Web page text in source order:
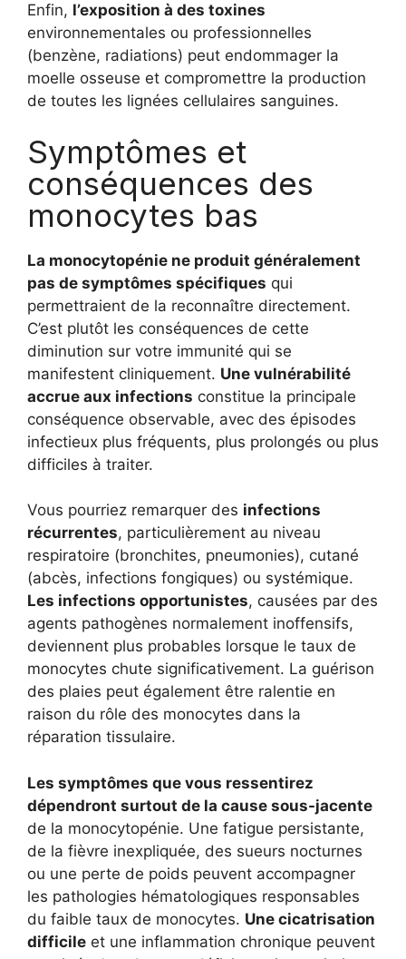
Enfin, l’exposition à des toxines
environnementales ou professionnelles
(benzène, radiations) peut endommager la
moelle osseuse et compromettre la production
de toutes les lignées cellulaires sanguines.
Symptômes et
conséquences des
monocytes bas
La monocytopénie ne produit généralement
pas de symptômes spécifiques qui
permettraient de la reconnaître directement.
C’est plutôt les conséquences de cette
diminution sur votre immunité qui se
manifestent cliniquement. Une vulnérabilité
accrue aux infections constitue la principale
conséquence observable, avec des épisodes
infectieux plus fréquents, plus prolongés ou plus
difficiles à traiter.
Vous pourriez remarquer des infections
récurrentes, particulièrement au niveau
respiratoire (bronchites, pneumonies), cutané
(abcès, infections fongiques) ou systémique.
Les infections opportunistes, causées par des
agents pathogènes normalement inoffensifs,
deviennent plus probables lorsque le taux de
monocytes chute significativement. La guérison
des plaies peut également être ralentie en
raison du rôle des monocytes dans la
réparation tissulaire.
Les symptômes que vous ressentirez
dépendront surtout de la cause sous-jacente
de la monocytopénie. Une fatigue persistante,
de la fièvre inexpliquée, des sueurs nocturnes
ou une perte de poids peuvent accompagner
les pathologies hématologiques responsables
du faible taux de monocytes. Une cicatrisation
difficile et une inflammation chronique peuvent